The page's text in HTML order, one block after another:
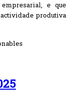
e que
produtiva